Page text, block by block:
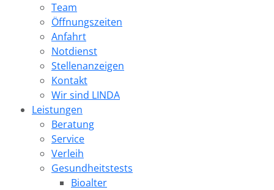
Team
Öffnungszeiten
Anfahrt
Notdienst
Stellenanzeigen
Kontakt
Wir sind LINDA
Leistungen
Beratung
Service
Verleih
Gesundheitstests
Bioalter